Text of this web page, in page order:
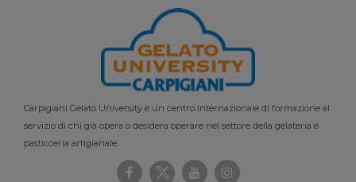
Carpigiani Gelato University è un centro internazionale di formazione al
servizio di chi già opera o desidera operare nel settore della gelateria e
pasticceria artigianale.